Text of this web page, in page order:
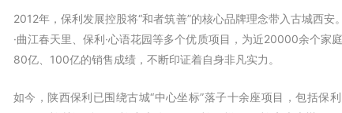
2012年，保利发展控股将“和者筑善”的核心品牌理念带入古城西
·曲江春天里、保利·心语花园等多个优质项目，为近20000余个家
80亿、100亿的销售成绩，不断印证着自身非凡实力。
如今，陕西保利已围绕古城“中心坐标”落子十余座项目，包括保